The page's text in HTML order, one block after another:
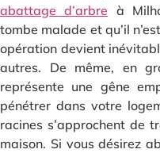
abattage d’arbre à
tombe malade et qu’il
opération devient
autres. De même, en
représente une gêne
pénétrer dans votre
racines s’approchent de
maison. Si vous désirez